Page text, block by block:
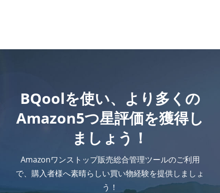
BQoolを使い、より多くの
Amazon5つ星評価を獲得し
ましょう！
Amazonワンストップ販売総合管理ツールのご利用
で、購入者様へ素晴らしい買い物経験を提供しましょ
う！